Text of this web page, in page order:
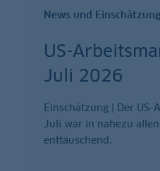
News und
US-
Juli 2026
Einschätzung | Der
Juli war in nahezu
enttäuschend.